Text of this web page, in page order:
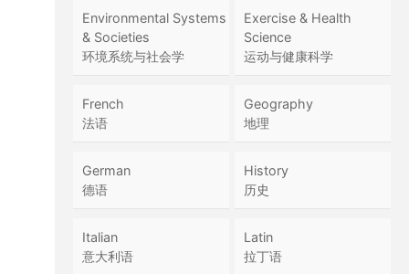
Environmental Systems
& Societies
环境系统与社会学
Exercise & Health
Science
运动与健康科学
French
法语
Geography
地理
German
德语
History
历史
Italian
意大利语
Latin
拉丁语